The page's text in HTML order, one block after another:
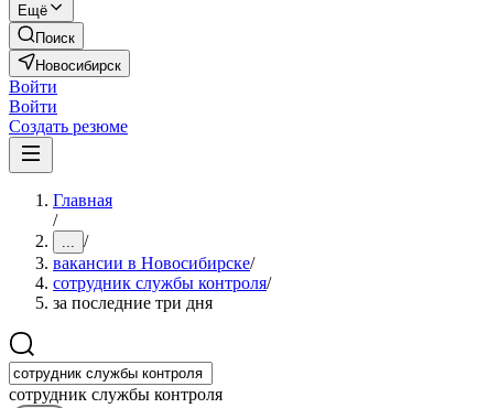
Ещё
Поиск
Новосибирск
Войти
Войти
Создать резюме
Главная
/
... /
вакансии в Новосибирске/
сотрудник службы контроля/
за последние три дня
сотрудник службы контроля